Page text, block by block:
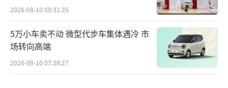
2026-08-10 09:31:35
5万小车卖不动 微型代步车集体遇冷 市
场转向高端
2026-08-10 07:38:27